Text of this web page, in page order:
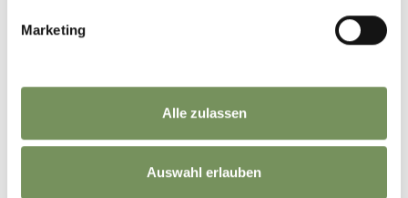
Marketing
Alle zulassen
Auswahl erlauben
00:00
1,0 km